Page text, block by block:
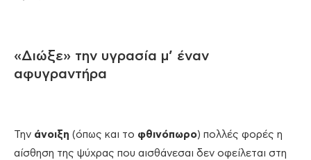
«Διώξε» την υγρασία μ’ έναν
αφυγραντήρα
Την άνοιξη (όπως και το φθινόπωρο) πολλές φορές η
αίσθηση της ψύχρας που αισθάνεσαι δεν οφείλεται στη